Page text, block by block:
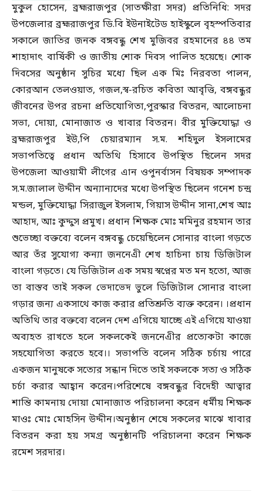
মুকুল হোসেন, ব্রহ্মরাজপুর (সাতক্ষীরা সদর) প্রতিনিধি: সদর
উপজেলার ব্রহ্মরাজপুর ডি.বি ইউনাইটেড হাইস্কুলে বৃহস্পতিবার
সকালে জাতির জনক বঙ্গবন্ধু শেখ মুজিবর রহমানের ৪৪ তম
শাহাদাৎ বার্ষিকী ও জাতীয় শোক দিবস পালিত হয়েছে। শোক
দিবসের অনুষ্ঠান সুচির মধ্যে ছিল এক মিঃ নিরবতা পালন,
কোরআন তেলওয়াত, গজল,স্ব-রচিত কবিতা আবৃত্তি, বঙ্গবন্ধুর
জীবনের উপর রচনা প্রতিযোগিতা,পুরস্কার বিতরন, আলোচনা
সভা, দোয়া, মোনাজাত ও খাবার বিতরন। বীর মুক্তিযোদ্ধা ও
ব্রহ্মরাজপুর ইউ,পি চেয়ারম্যান স.ম. শহিদুল ইসলামের
সভাপতিত্বে প্রধান অতিথি হিসাবে উপস্থিত ছিলেন সদর
উপজেলা আওয়ামী লীগের এান ওপুনর্বাসন বিষয়ক সম্পাদক
স.ম.জালাল উদ্দীন অন্যান্যদের মধ্যে উপস্থিত ছিলেন গনেশ চন্দ্র
মন্ডল, মুক্তিযোদ্ধা সিরাজুল ইসলাম, গিয়াস উদ্দীন সানা,শেখ আঃ
আহাদ, আঃ কুদ্দুস প্রমুখ। প্রধান শিক্ষক মোঃ মমিনুর রহমান তার
শুভেচ্ছা বক্তব্যে বলেন বঙ্গবন্ধু চেয়েছিলেন সোনার বাংলা গড়তে
আর তঁর সুযোগ্য কন্যা জননেএী শেখ হাচিনা চায় ডিজিটাল
বাংলা গড়তে। যে ডিজিটাল এক সময় স্বপ্নের মত মন হতো, আজ
তা বাস্তব তাই সকল ভেদাভেদ ভুলে ডিজিটাল সোনার বাংলা
গড়ার জন্য একসাথে কাজ করার প্রতিশ্রুতি ব্যক্ত করেন। ।প্রধান
অতিথি তার বক্তব্যে বলেন দেশ এগিয়ে যাচ্ছে এই এগিয়ে যাওয়া
অব্যহত রাখতে হলে সকলকেই জননেএীর প্রত্যেকটা কাজে
সহযোগিতা করতে হবে।। সভাপতি বলেন সঠিক চর্চায় পারে
একজন মানুষকে সত্যের সন্ধান দিতে তাই সকলকে সত্য ও সঠিক
চর্চা করার আহ্বান করেন।পরিশেষে বঙ্গবন্ধুর বিদেহী আত্বার
শান্তি কামনায় দোয়া মোনাজাত পরিচালনা করেন ধর্মীয় শিক্ষক
মাওঃ মোঃ মোহসিন উদ্দীন।অনুষ্ঠান শেষে সকলের মাঝে খাবার
বিতরন করা হয় সমগ্র অনুষ্ঠানটি পরিচালনা করেন শিক্ষক
রমেশ সরদার।